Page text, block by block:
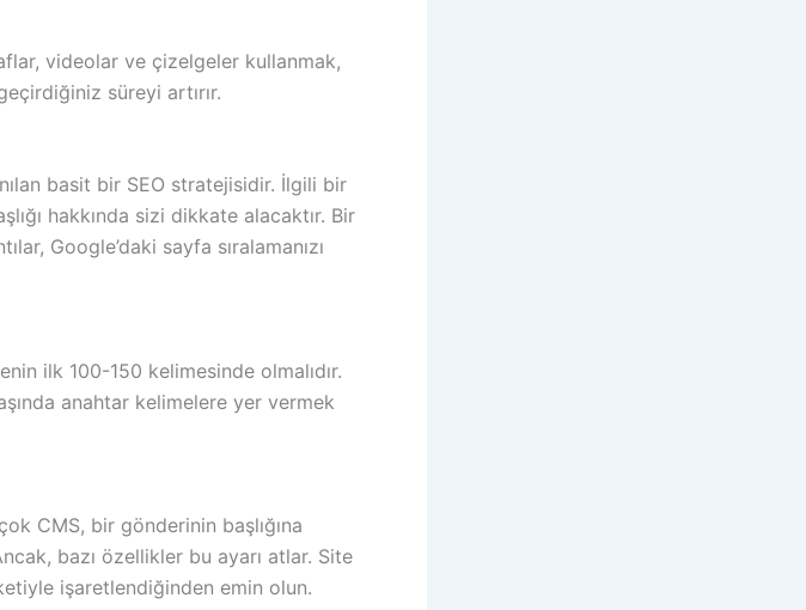
videolar ve çizelgeler kullanmak,
süreyi artırır.
basit bir SEO stratejisidir. İlgili bir
hakkında sizi dikkate alacaktır. Bir
Google’daki sayfa sıralamanızı
ilk 100-150 kelimesinde olmalıdır.
anahtar kelimelere yer vermek
CMS, bir gönderinin başlığına
bazı özellikler bu ayarı atlar. Site
işaretlendiğinden emin olun.